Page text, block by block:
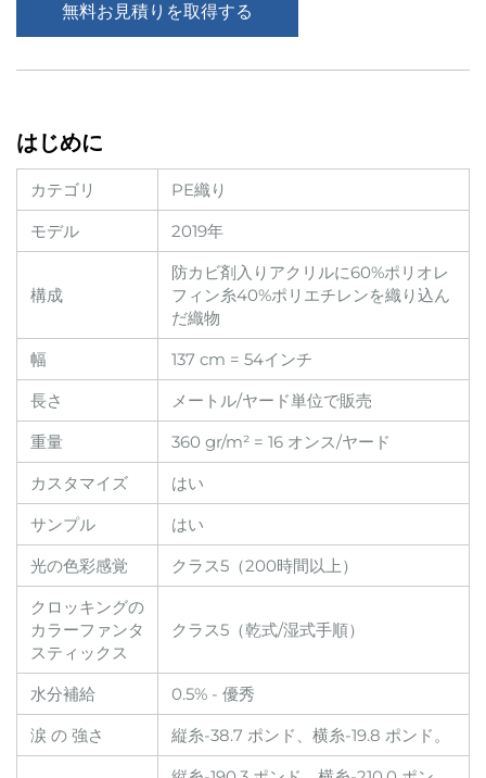
無料お見積りを取得する
はじめに
カテゴリ
PE織り
モデル
2019年
構成
防カビ剤入りアクリルに60%ポリオレ
フィン糸40%ポリエチレンを織り込ん
だ織物
幅
137 cm = 54インチ
長さ
メートル/ヤード単位で販売
重量
360 gr/m² = 16 オンス/ヤード
カスタマイズ
はい
サンプル
はい
光の色彩感覚
クラス5（200時間以上）
クロッキングの
カラーファンタ
スティックス
クラス5（乾式/湿式手順）
水分補給
0.5% - 優秀
涙 の 強さ
縦糸-38.7 ポンド、横糸-19.8 ポンド。